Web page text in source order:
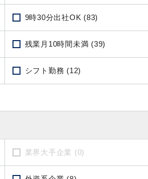
9時30分出社OK (83)
残業月10時間未満 (39)
シフト勤務 (12)
業界大手企業 (0)